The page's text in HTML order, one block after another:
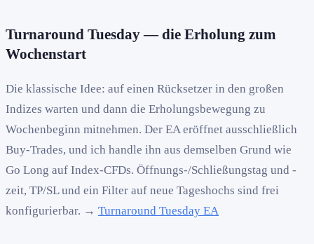
Turnaround Tuesday — die Erholung zum
Wochenstart
Die klassische Idee: auf einen Rücksetzer in den großen
Indizes warten und dann die Erholungsbewegung zu
Wochenbeginn mitnehmen. Der EA eröffnet ausschließlich
Buy-Trades, und ich handle ihn aus demselben Grund wie
Go Long auf Index-CFDs. Öffnungs-/Schließungstag und -
zeit, TP/SL und ein Filter auf neue Tageshochs sind frei
konfigurierbar. → Turnaround Tuesday EA